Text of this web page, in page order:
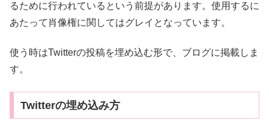
るために行われているという前提があります。使用するに
あたって肖像権に関してはグレイとなっています。
使う時はTwitterの投稿を埋め込む形で、ブログに掲載しま
す。
Twitterの埋め込み方